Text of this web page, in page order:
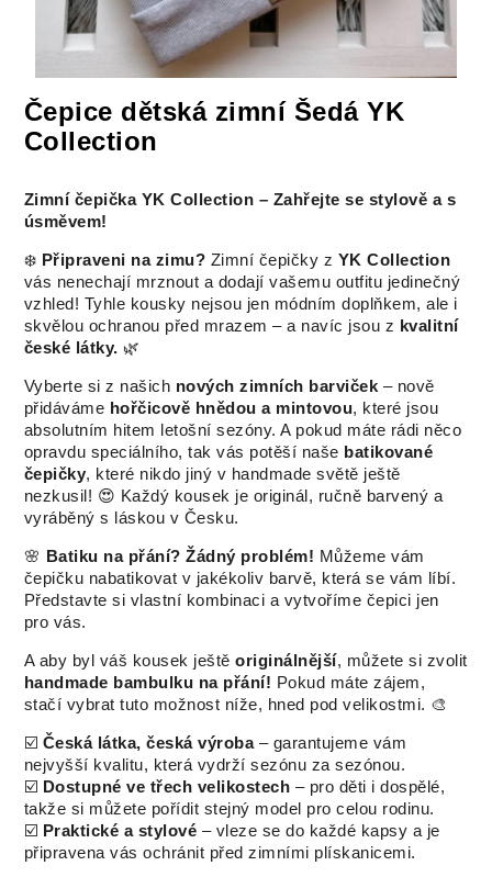
Čepice dětská zimní Šedá YK
Collection
Zimní čepička YK Collection – Zahřejte se stylově a s
úsměvem!
❄️ Připraveni na zimu? Zimní čepičky z YK Collection
vás nenechají mrznout a dodají vašemu outfitu jedinečný
vzhled! Tyhle kousky nejsou jen módním doplňkem, ale i
skvělou ochranou před mrazem – a navíc jsou z kvalitní
české látky. 🌿
Vyberte si z našich nových zimních barviček – nově
přidáváme hořčicově hnědou a mintovou, které jsou
absolutním hitem letošní sezóny. A pokud máte rádi něco
opravdu speciálního, tak vás potěší naše batikované
čepičky, které nikdo jiný v handmade světě ještě
nezkusil! 😍 Každý kousek je originál, ručně barvený a
vyráběný s láskou v Česku.
🌸 Batiku na přání? Žádný problém! Můžeme vám
čepičku nabatikovat v jakékoliv barvě, která se vám líbí.
Představte si vlastní kombinaci a vytvoříme čepici jen
pro vás.
A aby byl váš kousek ještěoriginálnější, můžete si zvolit
handmade bambulku na přání! Pokud máte zájem,
stačí vybrat tuto možnost níže, hned pod velikostmi. 🎨
☑️ Česká látka, česká výroba– garantujeme vám
nejvyšší kvalitu, která vydrží sezónu za sezónou.
☑️ Dostupné ve třech velikostech – pro děti i dospělé,
takže si můžete pořídit stejný model pro celou rodinu.
☑️ Praktické a stylové – vleze se do každé kapsy a je
připravena vás ochránit před zimními plískanicemi.